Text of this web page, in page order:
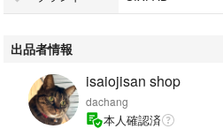
付属品：充電用USBケーブル、取扱説明書
出品者情報
isaiojisan shop
dachang
本人確認済